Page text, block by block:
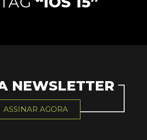
NEWSLETTER
ASSINAR AGORA